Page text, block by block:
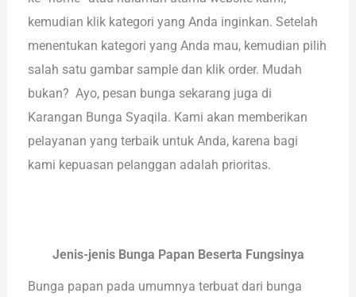
kemudian klik kategori yang Anda inginkan. Setelah
menentukan kategori yang Anda mau, kemudian pilih
salah satu gambar sample dan klik order. Mudah
bukan? Ayo, pesan bunga sekarang juga di
Karangan Bunga Syaqila. Kami akan memberikan
pelayanan yang terbaik untuk Anda, karena bagi
kami kepuasan pelanggan adalah prioritas.
Jenis-jenis Bunga Papan Beserta Fungsinya
Bunga papan pada umumnya terbuat dari bunga